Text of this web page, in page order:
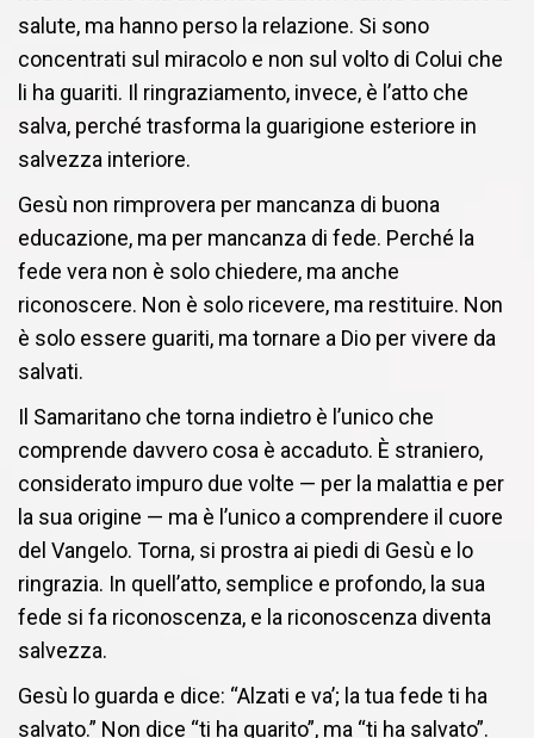
salute, ma hanno perso la relazione. Si sono
concentrati sul miracolo e non sul volto di Colui che
li ha guariti. Il ringraziamento, invece, è l’atto che
salva, perché trasforma la guarigione esteriore in
salvezza interiore.
Gesù non rimprovera per mancanza di buona
educazione, ma per mancanza di fede. Perché la
fede vera non è solo chiedere, ma anche
riconoscere. Non è solo ricevere, ma restituire. Non
è solo essere guariti, ma tornare a Dio per vivere da
salvati.
Il Samaritano che torna indietro è l’unico che
comprende davvero cosa è accaduto. È straniero,
considerato impuro due volte — per la malattia e per
la sua origine — ma è l’unico a comprendere il cuore
del Vangelo. Torna, si prostra ai piedi di Gesù e lo
ringrazia. In quell’atto, semplice e profondo, la sua
fede si fa riconoscenza, e la riconoscenza diventa
salvezza.
Gesù lo guarda e dice: “Alzati e va’; la tua fede ti ha
salvato.” Non dice “ti ha guarito”, ma “ti ha salvato”.